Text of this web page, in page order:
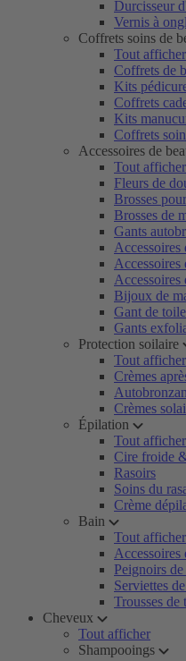
Durcisseur
Vernis à
Coffrets soins de
Tout afficher
Coffrets de
Kits
Coffrets
Kits
Coffrets
Accessoires de
Tout afficher
Fleurs de
Brosses
Brosses de
Gants
Accessoires
Accessoires
Accessoires
Bijoux de
Gant de
Gants
Protection soilaire
Tout afficher
Crèmes
Crèmes
Épilation
Tout afficher
Cire froide
Rasoirs
Soins du
Crème
Bain
Tout afficher
Accessoires
Peignoirs
Serviettes
Trousses de
Cheveux
Tout afficher
Shampooings